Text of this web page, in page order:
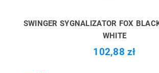
SWINGER SYGNALIZATOR FOX
WHITE
102,88 zł